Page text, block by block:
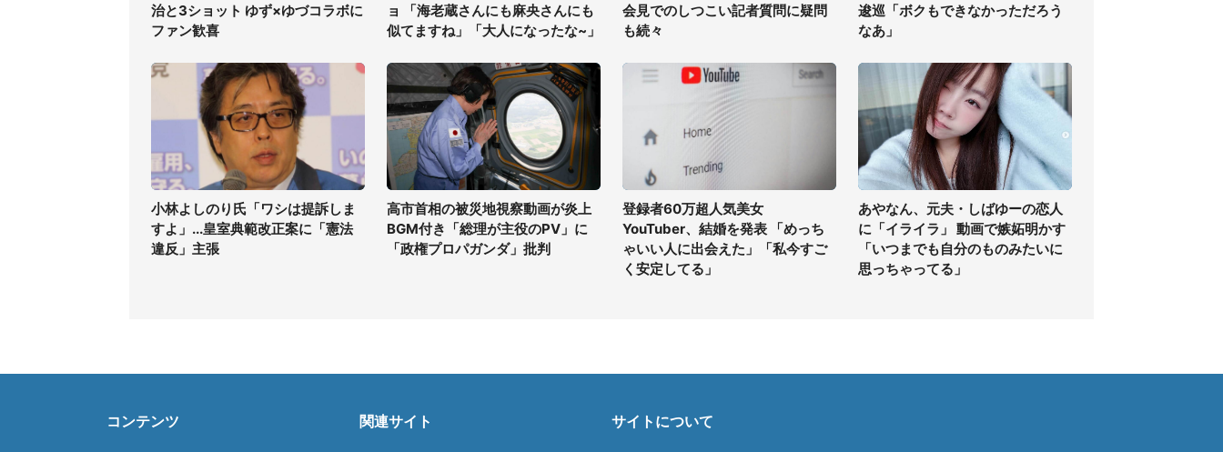
治と3ショット ゆず×ゆづコラボに
ファン歓喜
ョ 「海老蔵さんにも麻央さんにも
似てますね」「大人になったな~」
会見でのしつこい記者質問に疑問
も続々
逡巡「ボクもできなかっただろう
なあ」
小林よしのり氏「ワシは提訴しま
すよ」...皇室典範改正案に「憲法
違反」主張
高市首相の被災地視察動画が炎上
BGM付き「総理が主役のPV」に
「政権プロパガンダ」批判
登録者60万超人気美女
YouTuber、結婚を発表 「めっち
ゃいい人に出会えた」「私今すご
く安定してる」
あやなん、元夫・しばゆーの恋人
に「イライラ」 動画で嫉妬明かす
「いつまでも自分のものみたいに
思っちゃってる」
コンテンツ 関連サイト サイトについて